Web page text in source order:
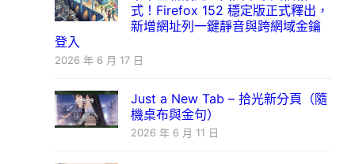
式！Firefox 152 穩定版正式釋出，
新增網址列一鍵靜音與跨網域金鑰
登入
2026 年 6 月 17 日
Just a New Tab – 拾光新分頁（隨
機桌布與金句）
2026 年 6 月 11 日